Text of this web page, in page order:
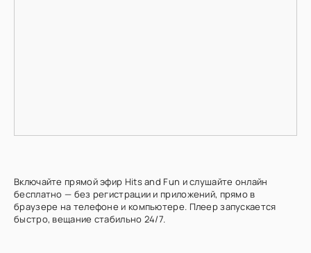
Включайте прямой эфир Hits and Fun и слушайте онлайн
бесплатно — без регистрации и приложений, прямо в
браузере на телефоне и компьютере. Плеер запускается
быстро, вещание стабильно 24/7.